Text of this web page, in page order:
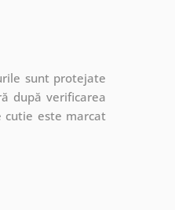
sunt protejate
după verificarea
cutie este marcat